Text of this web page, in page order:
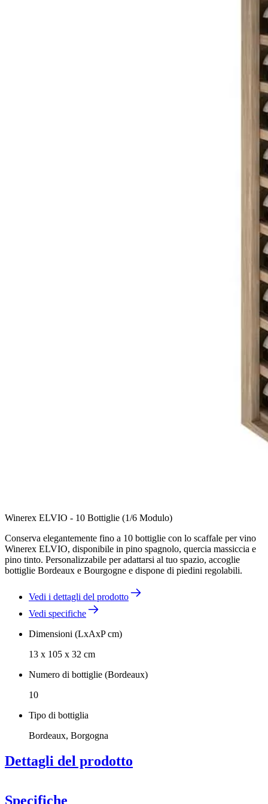
Winerex ELVIO - 10 Bottiglie (1/6 Modulo)
Conserva elegantemente fino a 10 bottiglie con lo scaffale per vino
Winerex ELVIO, disponibile in pino spagnolo, quercia massiccia e
pino tinto. Personalizzabile per adattarsi al tuo spazio, accoglie
bottiglie Bordeaux e Bourgogne e dispone di piedini regolabili.
Vedi i dettagli del prodotto
Vedi specifiche
Dimensioni (LxAxP cm)
13 x 105 x 32 cm
Numero di bottiglie (Bordeaux)
10
Tipo di bottiglia
Bordeaux, Borgogna
Dettagli del prodotto
nero, marrone e bianco.
Specifiche